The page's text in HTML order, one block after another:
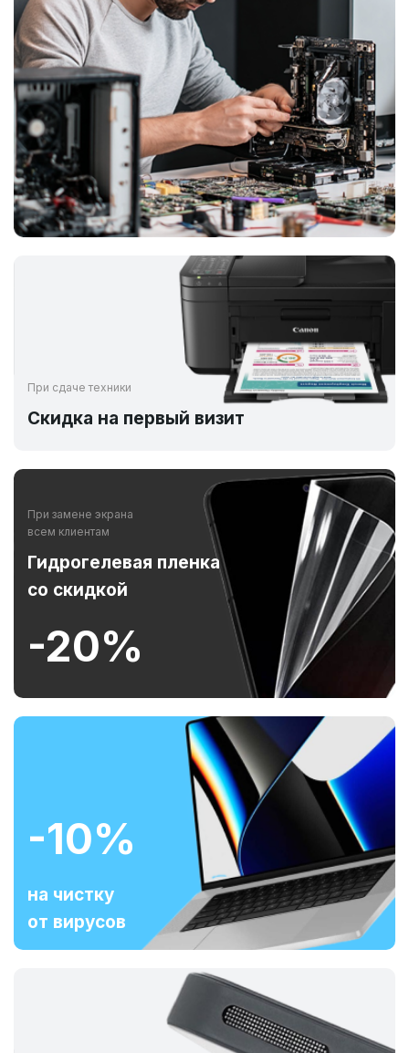
При сдаче техники
Скидка на первый визит
При замене экрана
всем клиентам
Гидрогелевая пленка
со скидкой
-20%
-10%
на чистку
от вирусов